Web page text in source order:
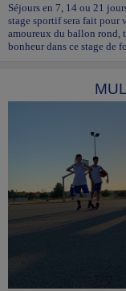
Séjours en 7, 14 ou 21
stage sportif sera fait pour
amoureux du ballon rond,
bonheur dans ce stage de